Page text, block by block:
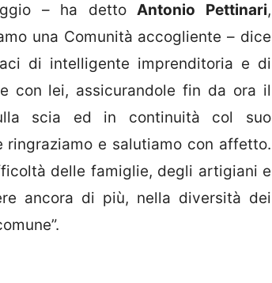
– ha dettoAntonio Pettinari,
una Comunità accogliente – dice
di intelligente imprenditoria e di
con lei, assicurandole fin da ora il
scia ed in continuità col suo
ringraziamo e salutiamo con affetto.
delle famiglie, degli artigiani e
ancora di più, nella diversità dei